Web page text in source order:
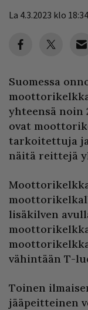
La 4.3.2023 klo 18:34
Suomessa
yhteensä noin
ovat
tarkoitettuja
näitä reittejä
lisäkilven
vähintään T-
Toinen
jääpeitteinen